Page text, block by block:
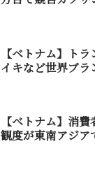
【ベトナム】ト
イキなど世界ブラ
【ベトナム】消
観度が東南アジア